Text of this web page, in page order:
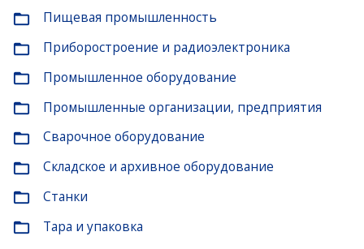
folder_open Пищевая промышленность
folder_open Приборостроение и радиоэлектроника
folder_open Промышленное оборудование
folder_open Промышленные организации, предприятия
folder_open Сварочное оборудование
folder_open Складское и архивное оборудование
folder_open Станки
folder_open Тара и упаковка